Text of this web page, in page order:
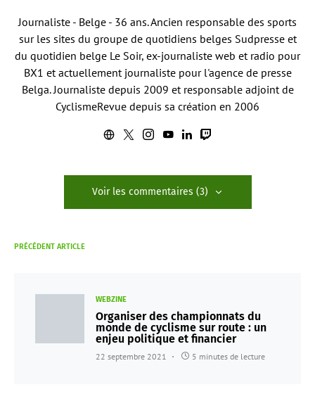
Journaliste - Belge - 36 ans. Ancien responsable des sports
sur les sites du groupe de quotidiens belges Sudpresse et
du quotidien belge Le Soir, ex-journaliste web et radio pour
BX1 et actuellement journaliste pour l'agence de presse
Belga. Journaliste depuis 2009 et responsable adjoint de
CyclismeRevue depuis sa création en 2006
Voir les commentaires (3)
PRÉCÉDENT ARTICLE
WEBZINE
Organiser des championnats du
monde de cyclisme sur route : un
enjeu politique et financier
22 septembre 2021 5 minutes de lecture